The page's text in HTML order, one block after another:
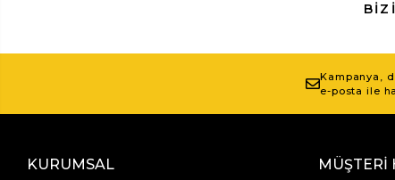
Kampanya,
e-posta ile
KURUMSAL MÜŞTERİ